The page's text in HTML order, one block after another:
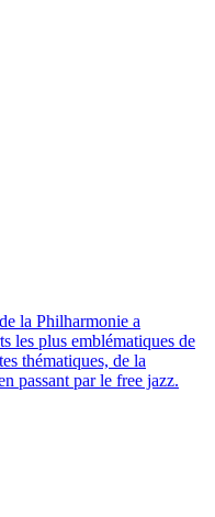
la Philharmonie a
les plus emblématiques de
thématiques, de la
passant par le free jazz.